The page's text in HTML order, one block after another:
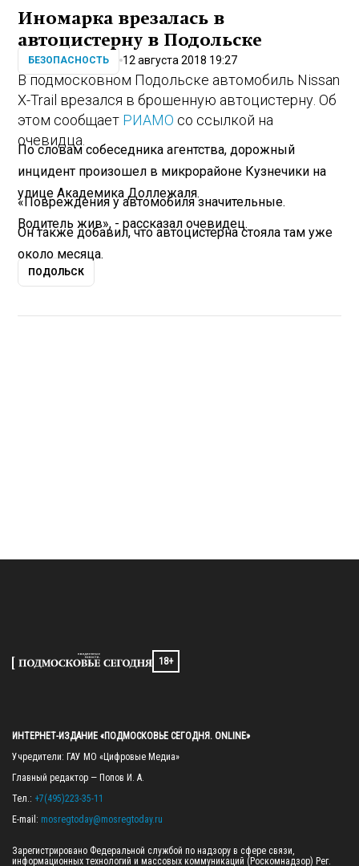
Иномарка врезалась в
автоцистерну в Подольске
БЕЗОПАСНОСТЬ 12 августа 2018 19:27
В подмосковном Подольске автомобиль Nissan
X-Trail врезался в брошенную автоцистерну. Об
этом сообщает РИАМО со ссылкой на
очевидца.
По словам собеседника агентства, дорожный
инцидент произошел в микрорайоне Кузнечики на
улице Академика Доллежаля.
«Повреждения у автомобиля значительные.
Водитель жив», - рассказал очевидец.
Он также добавил, что автоцистерна стояла там уже
около месяца.
ПОДОЛЬСК
18+
ИНТЕРНЕТ-ИЗДАНИЕ «ПОДМОСКОВЬЕ СЕГОДНЯ. ONLINE»
Учредители: ГАУ МО «Цифровые Медиа»
Главный редактор — Попов И. А.
Тел.: +7(495)223-35-11
E-mail: mosregtoday@mosregtoday.ru
Зарегистрировано Федеральной службой по надзору в сфере связи,
информационных технологий и массовых коммуникаций (Роскомнадзор) Рег.